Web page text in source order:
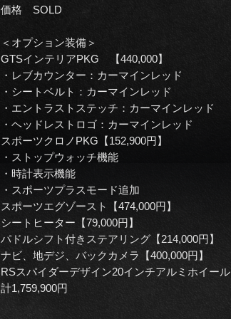
価格 SOLD
＜オプション装備＞
GTSインテリアPKG 【440,000】
・レブカウンター：カーマインレッド
・シートベルト：カーマインレッド
・エントラストステッチ：カーマインレッド
・ヘッドレストロゴ：カーマインレッド
スポーツクロノPKG【152,900円】
・ストップウォッチ機能
・時計表示機能
・スポーツプラスモード追加
スポーツエグゾースト【474,000円】
シートヒーター【79,000円】
パドルシフト付きステアリング【214,000円】
ナビ、地デジ、バックカメラ【400,000円】
RSスパイダーデザイン20インチアルミホイール
計1,759,900円